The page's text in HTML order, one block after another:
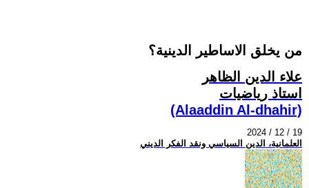
من يخلق الاساطير الدينية؟
علاء الدين الظاهر
استاذ رياضيات
(Alaaddin Al-dhahir)
2024 / 12 / 19
العلمانية، الدين السياسي ونقد الفكر الديني